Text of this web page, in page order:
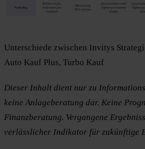
Unterschiede zwischen Invitys
Auto Kauf Plus, Turbo Kauf
Dieser Inhalt dient nur zu
keine Anlageberatung dar. Keine
Finanzberatung. Vergangene
verlässlicher Indikator für zukünftige